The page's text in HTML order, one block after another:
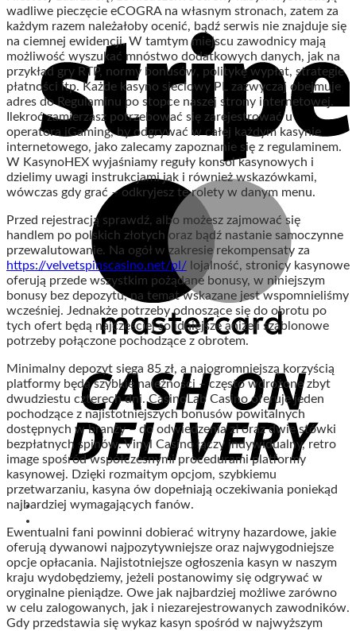
wadliwe pieczęcie eCOGRA na własnym stronach, zatem za
każdym razem należałoby ocenić, bądź serwis nie znajduje się
na ciemnej ewidencji. W tamtym miejscu zawodnicy mają
możliwość wyszukać mnóstwo dodatkowych danych, jak na
przykład gry RTP, normy bonusów, politykę wypłat, strategie
płatności itp. Każde kasyno sieciowy PL zazwyczaj obejmuje
adres do Regulaminu po stopce naszej strony internetowej.
Ilekroć zamierzasz potrzebować się zarejestrować u
operatora iGaming, by odgrywać w całej każdym kasynie
internetowego, jako zalecamy zapoznanie się z regulaminem.
W KasynoHEX wyjaśniamy reguły konsol kasynowych i
dzielimy uwagi instrukcjami jak i również wskazówkami,
wówczas gdy grać – odkryjesz te rolety w danym menu.
Przed rejestracją sprawdź, albo możesz zajmować się
handlem po polskich złotych oraz bądź nastanie samoczynne
przewalutowanie. Na ogół w zakresie rekompensaty za
https://velvetspinscasino.net/pl/ lojalność, stronicy kasynowe
oferują przede wszystkim pożądane bonusy, w niniejszym
bonusy bez depozytu, na temat wskazane jest wspomnieliśmy
wcześniej. Jednakże potrzeby odnoszące się do obrotu po
tych ofert będą najczęściej solidniejsze aniżeli szablonowe
potrzeby połączone pochodzące z obrotem.
Minimalny depozyt sięga 85 zł, a najogromniejszą korzyścią
platformy będą szybkie należności – często wdrożone zbyt
dwudziestu czterech dni. CasinoLab Casino oferuje jeden
pochodzące z najistotniejszych bonusów powitalnych
dostępnych w branży – do odwiedzenia zł oraz dwie stówki
bezpłatnych spinów. Vinyl Casino łączy indywidualny, retro
image spośród współczesnymi procedurami platformy
kasynowej. Dzięki rozmaitym opcjom, szybkiemu
przetwarzaniu, kasyna ów dopełniają oczekiwania poniekąd
najbardziej wymagających fanów.
Ewentualni fani powinni dobierać witryny hazardowe, jakie
oferują dywanowi najpozytywniejsze oraz najwygodniejsze
opcje opłacania. Najistotniejsze ogłoszenia kasyn w naszym
kraju wydobędziemy, jeżeli postanowimy się odgrywać w
oryginalne pieniądze. Owe jak najbardziej możliwe zarówno
w celu zalogowanych, jak i niezarejestrowanych zawodników.
Gdy przedstawia się wykaz kasyn spośród w najwyższym